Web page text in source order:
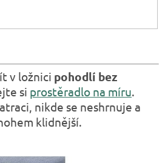
v ložnici pohodlí bez
si prostěradlo na míru.
nikde se neshrnuje a
klidnější.